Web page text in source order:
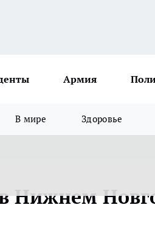
Армия
В мире Здоровье
Нижнем